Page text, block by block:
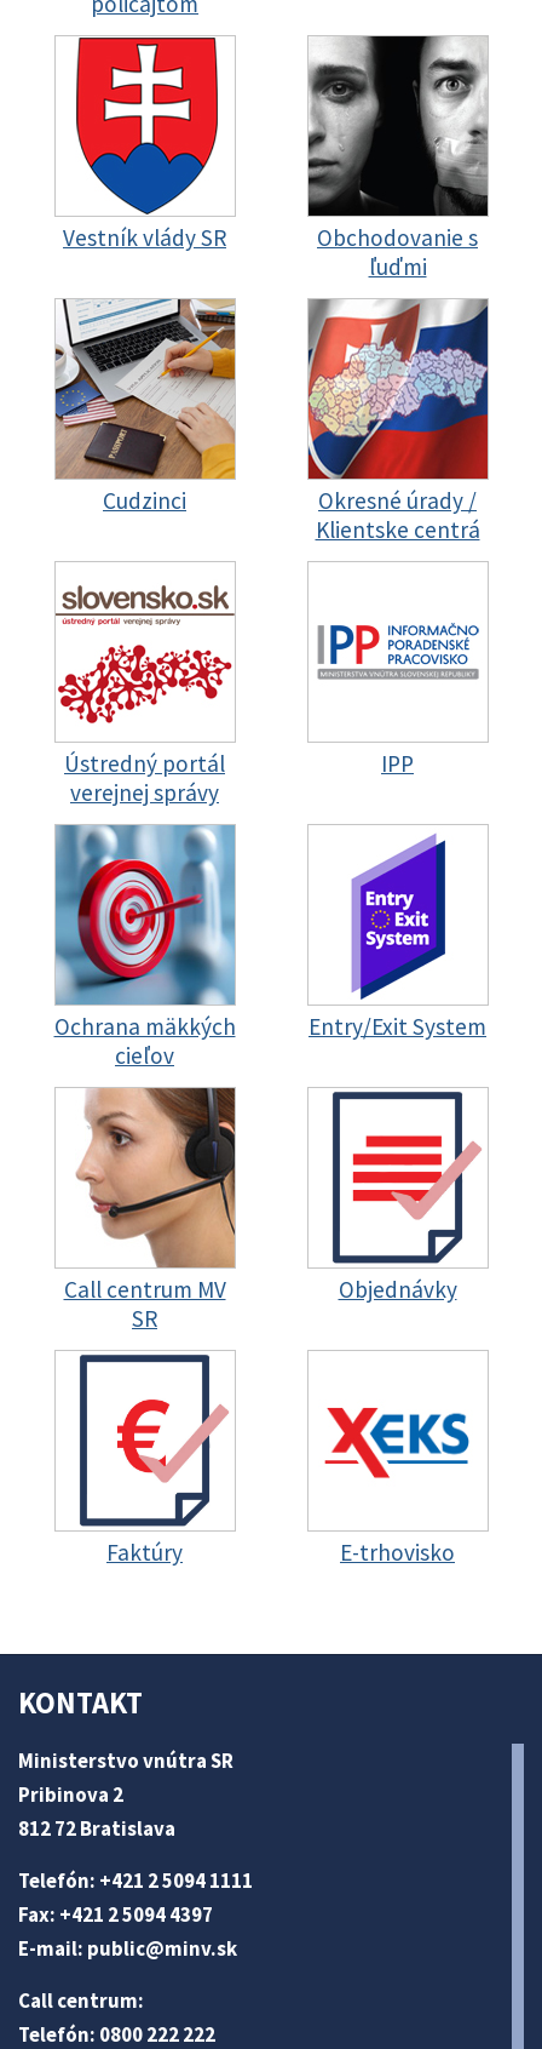
Vestník vlády SR
Obchodovanie s
ľuďmi
Cudzinci
Okresné úrady /
Klientske centrá
Ústredný portál
verejnej správy
IPP
Ochrana mäkkých
cieľov
Entry/Exit System
Call centrum MV
SR
Objednávky
Faktúry E-trhovisko
KONTAKT
Ministerstvo vnútra SR
Pribinova 2
812 72 Bratislava
Telefón: +421 2 5094 1111
Fax: +421 2 5094 4397
E-mail: public@minv.sk
Call centrum:
Telefón: 0800 222 222